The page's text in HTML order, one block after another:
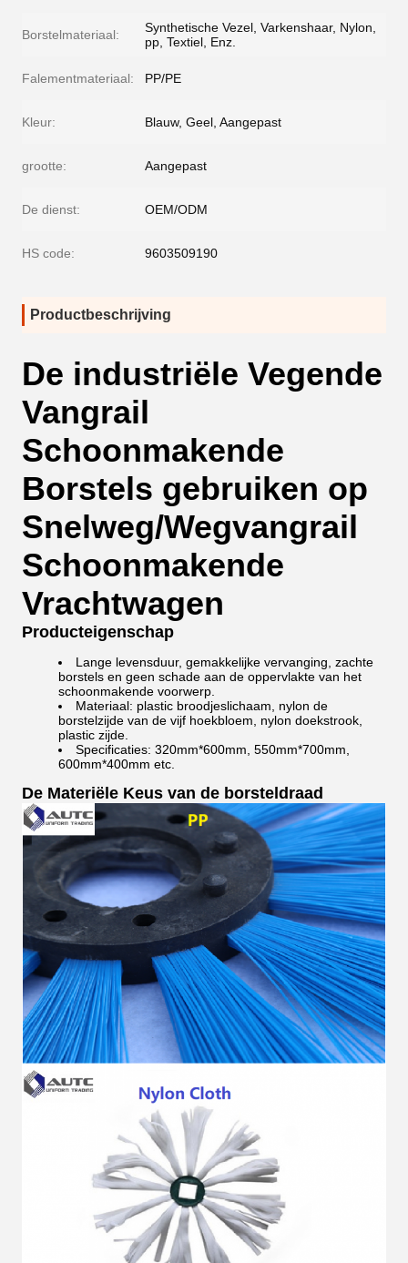
Borstelmateriaal:
Synthetische Vezel, Varkenshaar, Nylon,
pp, Textiel, Enz.
Falementmateriaal: PP/PE
Kleur: Blauw, Geel, Aangepast
grootte: Aangepast
De dienst: OEM/ODM
HS code: 9603509190
Productbeschrijving
De industriële Vegende
Vangrail
Schoonmakende
Borstels gebruiken op
Snelweg/Wegvangrail
Schoonmakende
Vrachtwagen
Producteigenschap
Lange levensduur, gemakkelijke vervanging, zachte
borstels en geen schade aan de oppervlakte van het
schoonmakende voorwerp.
Materiaal: plastic broodjeslichaam, nylon de
borstelzijde van de vijf hoekbloem, nylon doekstrook,
plastic zijde.
Specificaties: 320mm*600mm, 550mm*700mm,
600mm*400mm etc.
De Materiële Keus van de borsteldraad